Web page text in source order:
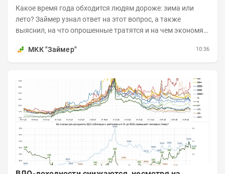
Какое время года обходится людям дороже: зима или
лето? Займер узнал ответ на этот вопрос, а также
выяснил, на что опрошенные тратятся и на чем экономят
МКК "Займер"
10:36